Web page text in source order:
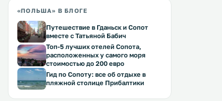
«ПОЛЬША» В БЛОГЕ
Путешествие в Гданьск и Сопот
вместе с Татьяной Бабич
Топ-5 лучших отелей Сопота,
расположенных у самого моря
стоимостью до 200 евро
Гид по Сопоту: все об отдыхе в
пляжной столице Прибалтики